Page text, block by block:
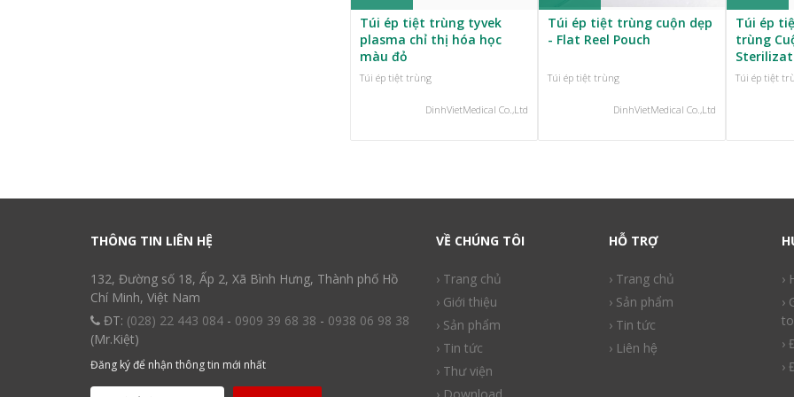
Túi ép tiệt trùng tyvek
plasma chỉ thị hóa học
màu đỏ
Túi ép tiệt trùng
DinhVietMedical Co.,Ltd
Túi ép tiệt trùng cuộn dẹp
- Flat Reel Pouch
Túi ép tiệt trùng
DinhVietMedical Co.,Ltd
Túi ép
trùng
Túi ép tiệt
THÔNG TIN LIÊN HỆ
132, Đường số 18, Ấp 2, Xã Bình Hưng, Thành phố Hồ
Chí Minh, Việt Nam
ĐT: (028) 22 443 084 - 0909 39 68 38 - 0938 06 98 38
(Mr.Kiệt)
Đăng ký để nhận thông tin mới nhất
VỀ CHÚNG TÔI
› Trang chủ
› Giới thiệu
› Sản phẩm
› Tin tức
› Thư viện
HỖ TRỢ
› Trang chủ
› Sản phẩm
› Tin tức
› Liên hệ
›
›
›
›